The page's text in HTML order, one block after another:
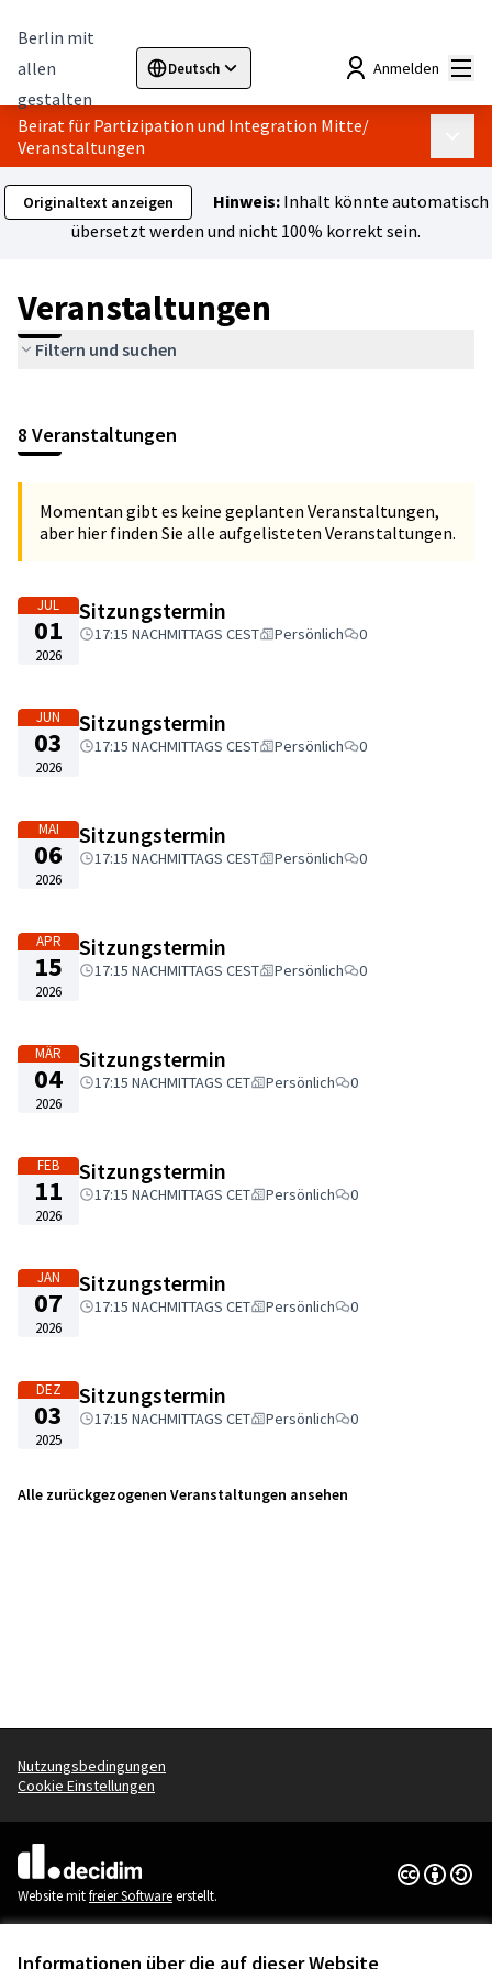
Informationen über die auf dieser Website
Berlin mit
allen
gestalten
Deutsch
Sprache wählen Choose languageElegir el idioma
Anmelden
Beirat für Partizipation und Integration Mitte/
Veranstaltungen
Originaltext anzeigen Hinweis:Inhalt könnte automatisch
übersetzt werden und nicht 100% korrekt sein.
Veranstaltungen
Filtern und suchen
+
−
8 Veranstaltungen
Momentan gibt es keine geplanten Veranstaltungen,
aber hier finden Sie alle aufgelisteten Veranstaltungen.
JUL
01
2026
Sitzungstermin
17:15 NACHMITTAGS CEST Persönlich 0
JUN
03
2026
Sitzungstermin
17:15 NACHMITTAGS CEST Persönlich 0
MAI
06
2026
Sitzungstermin
17:15 NACHMITTAGS CEST Persönlich 0
APR
15
2026
Sitzungstermin
17:15 NACHMITTAGS CEST Persönlich 0
MÄR
04
2026
Sitzungstermin
17:15 NACHMITTAGS CET Persönlich 0
FEB
11
2026
Sitzungstermin
17:15 NACHMITTAGS CET Persönlich 0
JAN
07
2026
Sitzungstermin
17:15 NACHMITTAGS CET Persönlich 0
DEZ
03
2025
Sitzungstermin
17:15 NACHMITTAGS CET Persönlich 0
Alle zurückgezogenen Veranstaltungen ansehen
Nutzungsbedingungen
Cookie Einstellungen
(Externer Link)
Website mitfreier Softwareerstellt.
Creative
(Externer